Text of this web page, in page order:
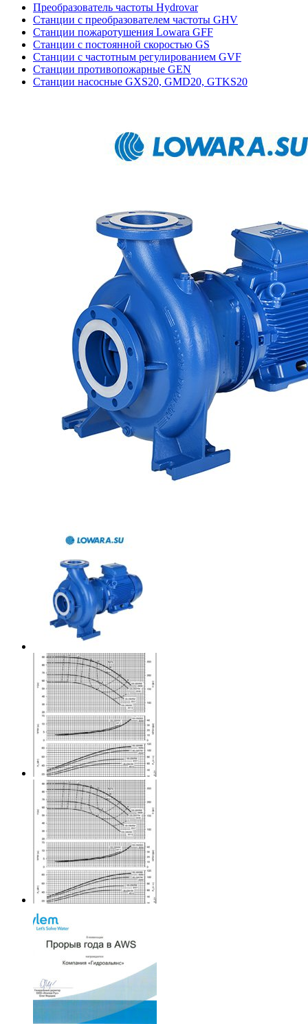
Преобразователь частоты Hydrovar
Станции с преобразователем частоты GHV
Станции пожаротушения Lowara GFF
Станции с постоянной скоростью GS
Станции с частотным регулированием GVF
Станции противопожарные GEN
Станции насосные GXS20, GMD20, GTKS20